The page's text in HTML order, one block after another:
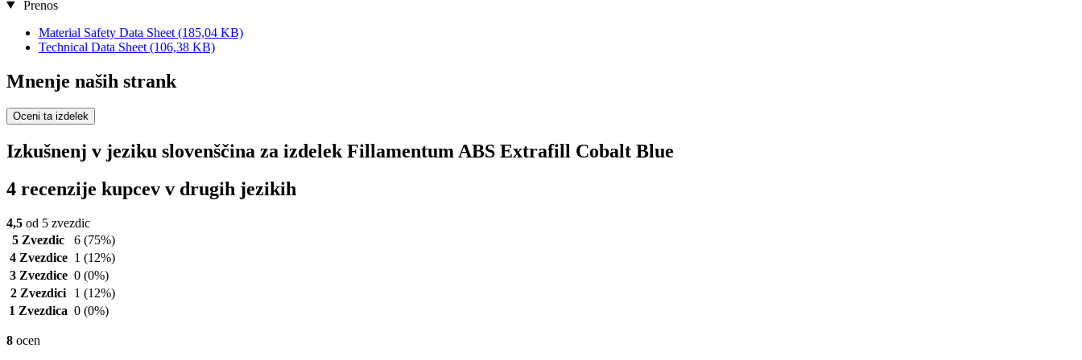
Prenos
Material Safety Data Sheet (185,04 KB)
Technical Data Sheet (106,38 KB)
Mnenje naših strank
Oceni ta izdelek
Izkušnenj v jeziku slovenščina za izdelek Fillamentum ABS Extrafill Cobalt Blue
4 recenzije kupcev v drugih jezikih
4,5 od 5 zvezdic
5 Zvezdic
6 (75%)
4 Zvezdice 1 (12%)
3 Zvezdice 0 (0%)
2 Zvezdici
1 (12%)
1 Zvezdica 0 (0%)
8 ocen